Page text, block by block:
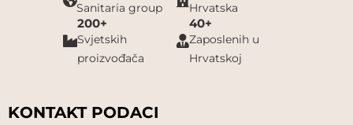
Sanitaria group Hrvatska
200+
Svjetskih
proizvođača
40+
Zaposlenih u
Hrvatskoj
KONTAKT PODACI